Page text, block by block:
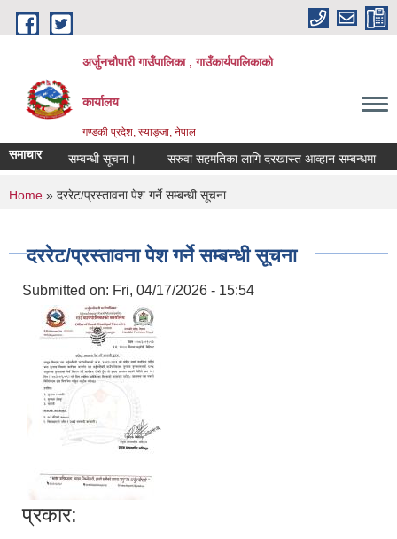
Skip to main content
अर्जुनचौपारी गाउँपालिका , गाउँकार्यपालिकाको
कार्यालय
गण्डकी प्रदेश, स्याङ्जा, नेपाल
समाचार
आव्हान सम्बन्धी सूचना। सरुवा सहमतिका लागि दरखास्त आव्हान सम्बन्धमा
You are here
Home » दररेट/प्रस्तावना पेश गर्ने सम्बन्धी सूचना
दररेट/प्रस्तावना पेश गर्ने सम्बन्धी सूचना
Submitted on: Fri, 04/17/2026 - 15:54
प्रकार: